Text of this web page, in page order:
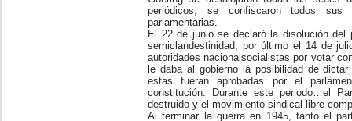
periódicos, se confiscaron todos
parlamentarias.
El 22 de junio se declaró la disolución del
semiclandestinidad, por último el 14 de
autoridades nacionalsocialistas por votar
le daba al gobierno la posibilidad de
estas fueran aprobadas por el
constitución. Durante este periodo…el
destruido y el movimiento sindical libre
Al terminar la guerra en 1945, tanto el